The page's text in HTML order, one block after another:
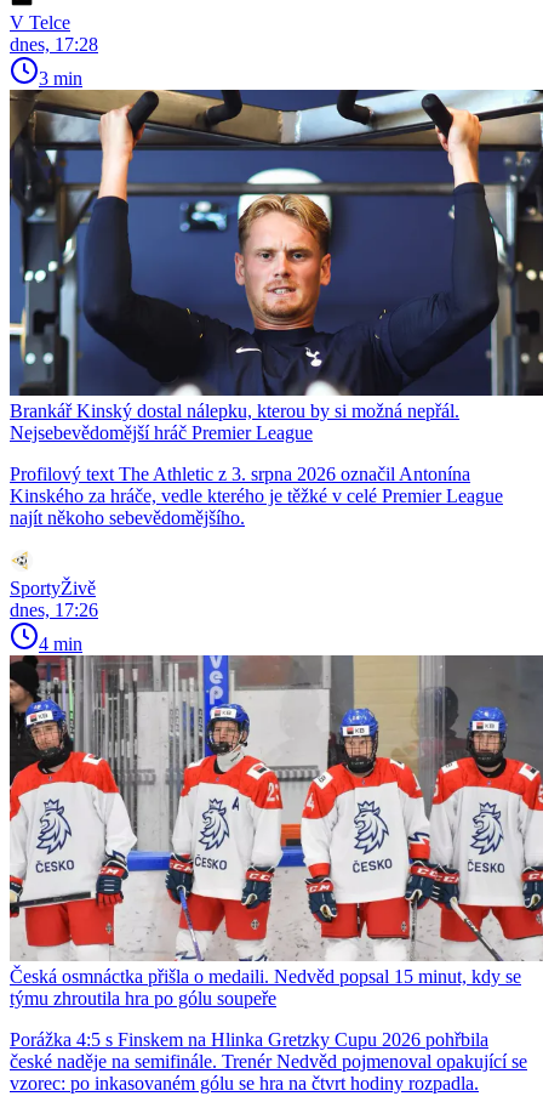
V Telce
dnes, 17:28
3 min
Brankář Kinský dostal nálepku, kterou by si možná nepřál.
Nejsebevědomější hráč Premier League
Profilový text The Athletic z 3. srpna 2026 označil Antonína
Kinského za hráče, vedle kterého je těžké v celé Premier League
najít někoho sebevědomějšího.
SportyŽivě
dnes, 17:26
4 min
Česká osmnáctka přišla o medaili. Nedvěd popsal 15 minut, kdy se
týmu zhroutila hra po gólu soupeře
Porážka 4:5 s Finskem na Hlinka Gretzky Cupu 2026 pohřbila
české naděje na semifinále. Trenér Nedvěd pojmenoval opakující se
vzorec: po inkasovaném gólu se hra na čtvrt hodiny rozpadla.